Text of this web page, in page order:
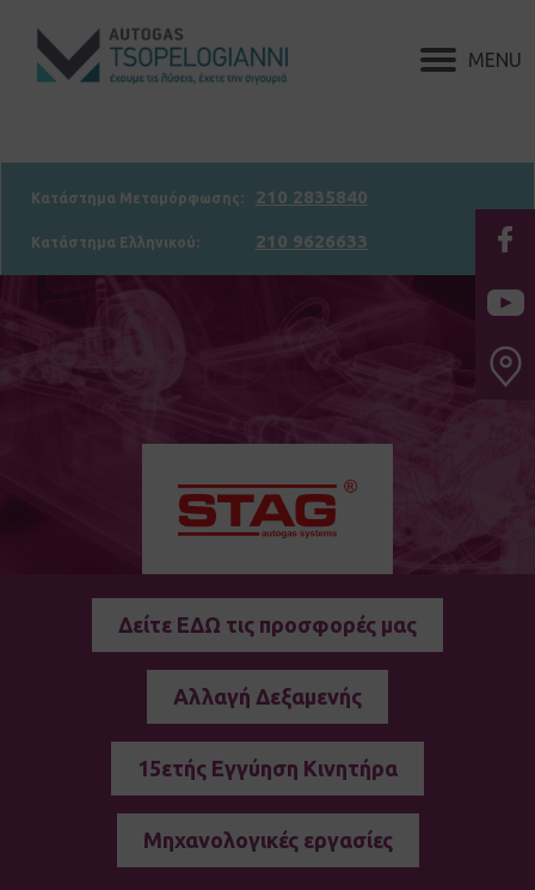
Κατάστημα Μεταμόρφωσης: 210 2835840
Κατάστημα Ελληνικού: 210 9626633
Δείτε ΕΔΩ τις προσφορές μας
Αλλαγή Δεξαμενής
15ετής Εγγύηση Κινητήρα
Μηχανολογικές εργασίες